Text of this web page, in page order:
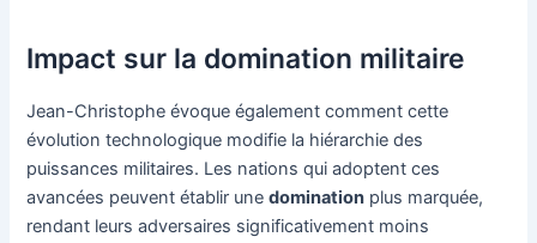
Impact sur la domination militaire
Jean-Christophe évoque également comment cette
évolution technologique modifie la hiérarchie des
puissances militaires. Les nations qui adoptent ces
avancées peuvent établir unedomination plus marquée,
rendant leurs adversaires significativement moins